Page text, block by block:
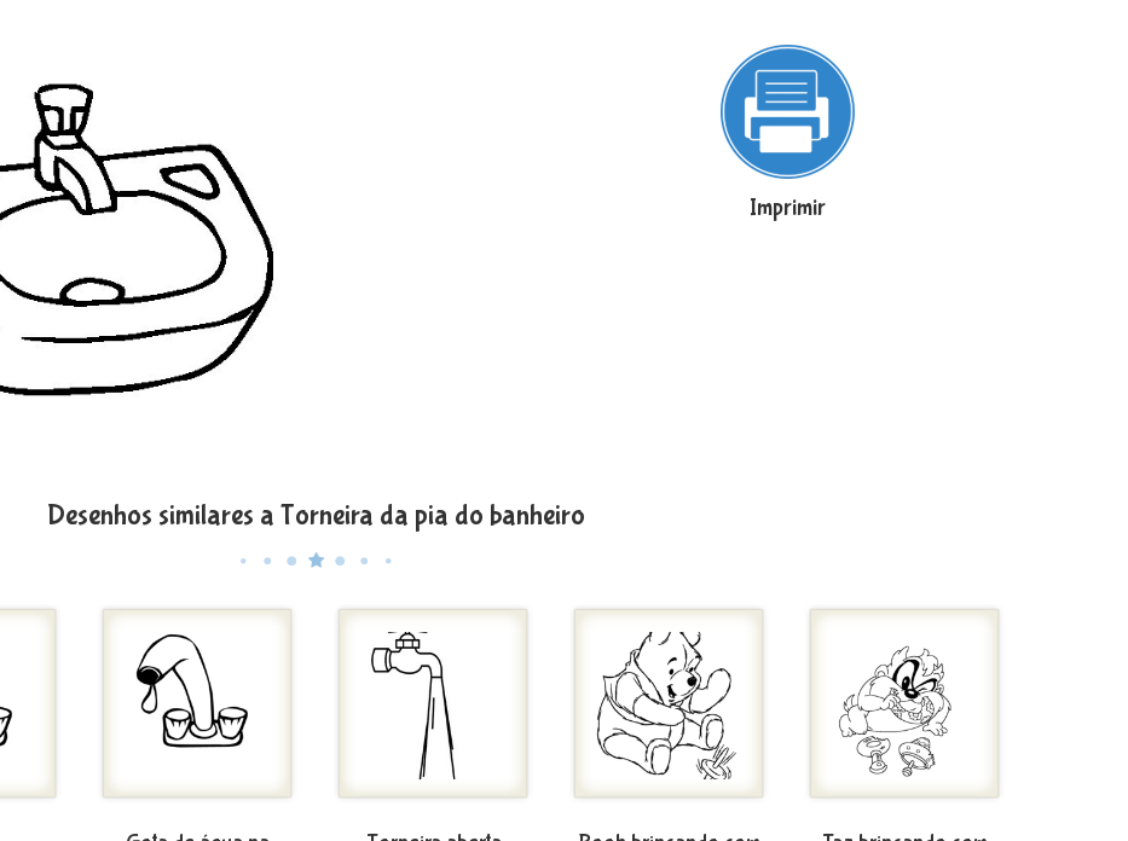
Imprimir
Desenhos similares a Torneira da pia do banheiro